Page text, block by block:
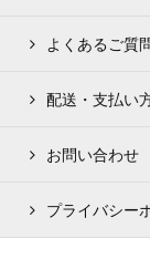
よくあるご質
配送・支払い
お問い合わせ
プライバシー